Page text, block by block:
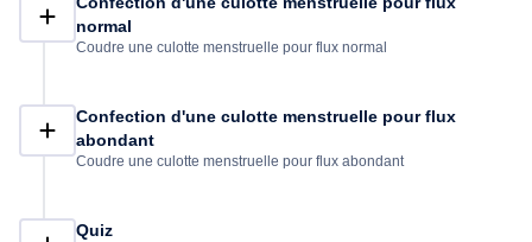
normal
Coudre une culotte menstruelle pour flux normal
Confection d'une culotte menstruelle pour flux
abondant
Coudre une culotte menstruelle pour flux abondant
Quiz